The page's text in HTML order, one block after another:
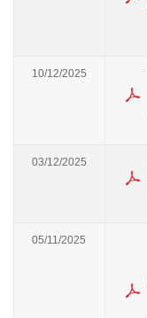
10/12/2025
03/12/2025
05/11/2025